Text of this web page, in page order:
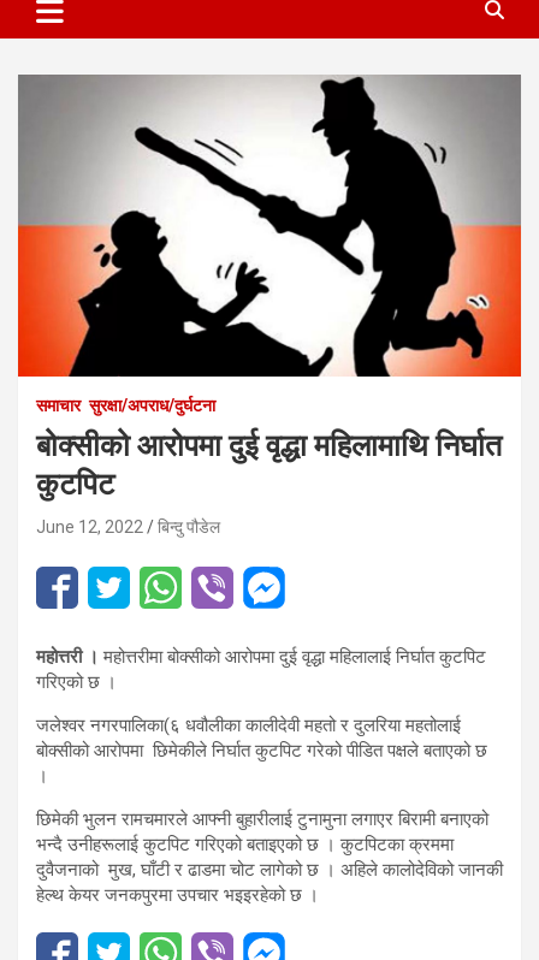
समाचार सुरक्षा/अपराध/दुर्घटना
बोक्सीको आरोपमा दुई वृद्धा महिलामाथि निर्घात
कुटपिट
June 12, 2022 बिन्दु पौडेल
महोत्तरी ।महोत्तरीमा बोक्सीको आरोपमा दुई वृद्धा महिलालाई निर्घात कुटपिट
गरिएको छ ।
जलेश्वर नगरपालिका(६ धवौलीका कालीदेवी महतो र दुलरिया महतोलाई
बोक्सीको आरोपमा छिमेकीले निर्घात कुटपिट गरेको पीडित पक्षले बताएको छ
।
छिमेकी भुलन रामचमारले आफ्नी बुहारीलाई टुनामुना लगाएर बिरामी बनाएको
भन्दै उनीहरूलाई कुटपिट गरिएको बताइएको छ । कुटपिटका क्रममा
दुवैजनाको मुख, घाँटी र ढाडमा चोट लागेको छ । अहिले कालोदेविको जानकी
हेल्थ केयर जनकपुरमा उपचार भइइरहेको छ ।